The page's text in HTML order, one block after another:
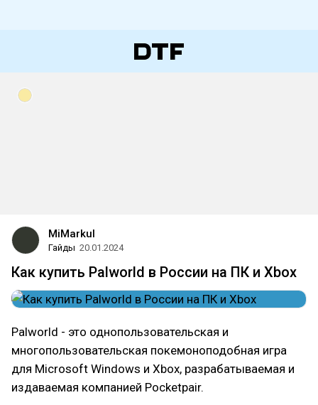
MiMarkul
Гайды 20.01.2024
Как купить Palworld в России на ПК и Xbox
Palworld - это однопользовательская и
многопользовательская покемоноподобная игра
для Microsoft Windows и Xbox, разрабатываемая и
издаваемая компанией Pocketpair.